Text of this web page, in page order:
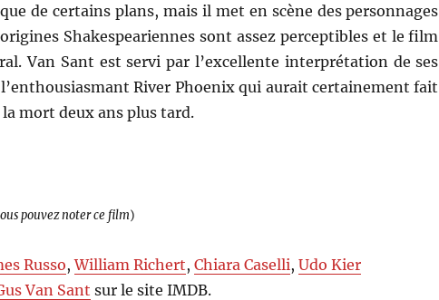
de certains plans, mais il met en scène des personnages
Shakespeariennes sont assez perceptibles et le film
Van Sant est servi par l’excellente interprétation de ses
River Phoenix qui aurait certainement fait
mort deux ans plus tard.
pouvez noter ce film)
Russo,William Richert,Chiara Caselli,Udo Kier
Van Sant sur le site IMDB.